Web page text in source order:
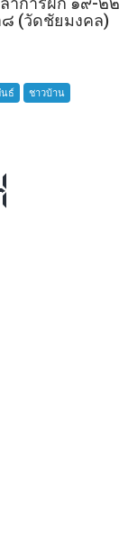
(วัดชัยมงคล)
นธ์
ชาวบ้าน